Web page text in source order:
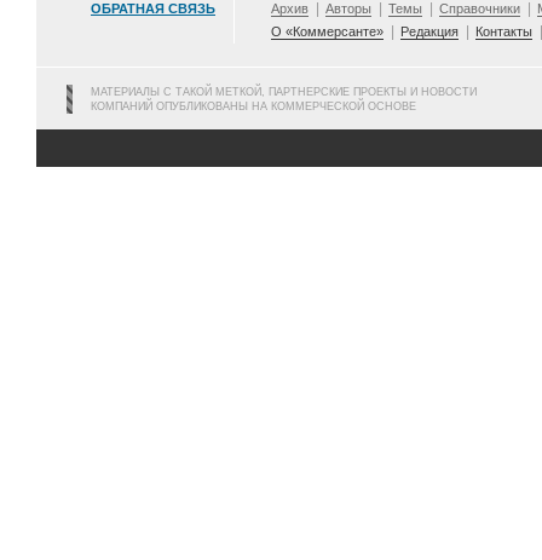
ОБРАТНАЯ СВЯЗЬ Архив Авторы Темы Справочники
О «Коммерсанте»
Редакция Контакты
МАТЕРИАЛЫ С ТАКОЙ МЕТКОЙ, ПАРТНЕРСКИЕ ПРОЕКТЫ И НОВОСТИ
КОМПАНИЙ ОПУБЛИКОВАНЫ НА КОММЕРЧЕСКОЙ ОСНОВЕ